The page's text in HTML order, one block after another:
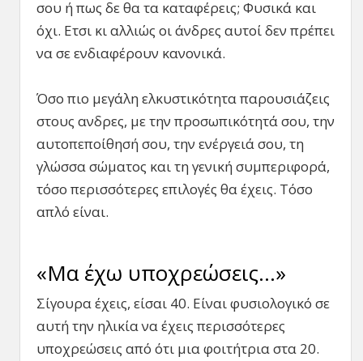
σου ή πως δε θα τα καταφέρεις; Φυσικά και
όχι. Ετσι κι αλλιώς οι άνδρες αυτοί δεν πρέπει
να σε ενδιαφέρουν κανονικά.
Όσο πιο μεγάλη ελκυστικότητα παρουσιάζεις
στους ανδρες, με την προσωπικότητά σου, την
αυτοπεποίθησή σου, την ενέργειά σου, τη
γλώσσα σώματος και τη γενική συμπεριφορά,
τόσο περισσότερες επιλογές θα έχεις. Τόσο
απλό είναι.
«Μα έχω υποχρεώσεις…»
Σίγουρα έχεις, είσαι 40. Είναι φυσιολογικό σε
αυτή την ηλικία να έχεις περισσότερες
υποχρεώσεις από ότι μια φοιτήτρια στα 20.